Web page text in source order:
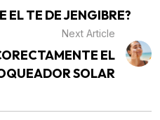
EL TE DE JENGIBRE?
Next Article
EL
SOLAR